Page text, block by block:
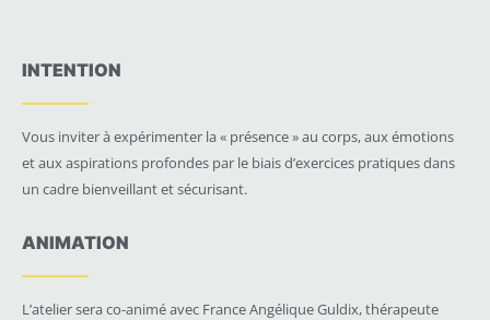
INTENTION
Vous inviter à expérimenter la « présence » au corps, aux émotions
et aux aspirations profondes par le biais d’exercices pratiques dans
un cadre bienveillant et sécurisant.
ANIMATION
L’atelier sera co-animé avec France Angélique Guldix, thérapeute